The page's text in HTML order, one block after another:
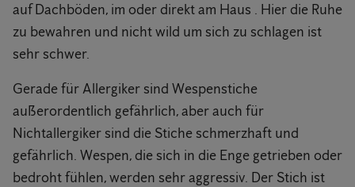
auf Dachböden, im oder direkt am Haus . Hier die Ruhe
zu bewahren und nicht wild um sich zu schlagen ist
sehr schwer.
Gerade für Allergiker sind Wespenstiche
außerordentlich gefährlich, aber auch für
Nichtallergiker sind die Stiche schmerzhaft und
gefährlich. Wespen, die sich in die Enge getrieben oder
bedroht fühlen, werden sehr aggressiv. Der Stich ist